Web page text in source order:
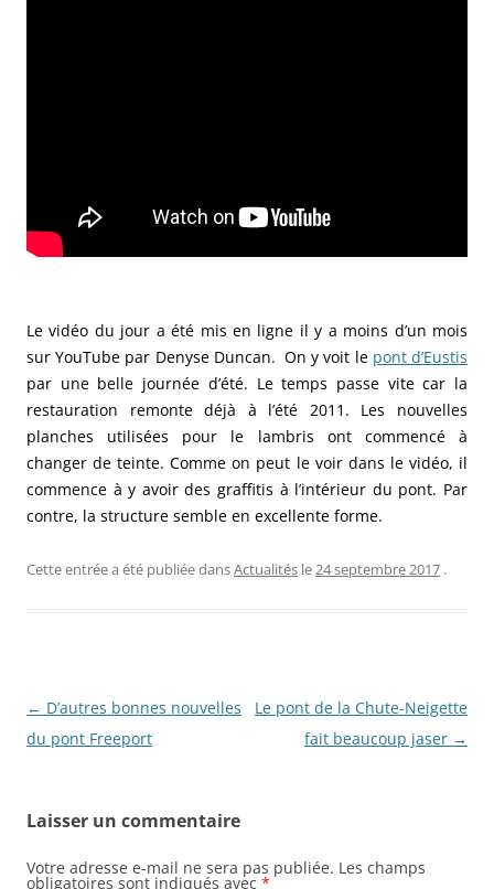
Le vidéo du jour a été mis en ligne il y a moins d’un mois
sur YouTube par Denyse Duncan. On y voit le pont d’Eustis
par une belle journée d’été. Le temps passe vite car la
restauration remonte déjà à l’été 2011. Les nouvelles
planches utilisées pour le lambris ont commencé à
changer de teinte. Comme on peut le voir dans le vidéo, il
commence à y avoir des graffitis à l’intérieur du pont. Par
contre, la structure semble en excellente forme.
Cette entrée a été publiée dansActualités le24 septembre 2017 .
N
a
g
a
← D’autres bonnes nouvelles
du pont Freeport
Le pont de la Chute-Neigette
fait beaucoup jaser →
Laisser un commentaire
Votre adresse e-mail ne sera pas publiée. Les champs
obligatoires sont indiqués avec *